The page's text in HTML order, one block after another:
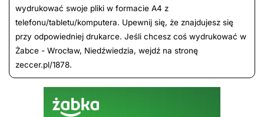
wydrukować swoje pliki w formacie A4 z
telefonu/tabletu/komputera. Upewnij się, że znajdujesz się
przy odpowiedniej drukarce. Jeśli chcesz coś wydrukować w
Żabce - Wrocław, Niedźwiedzia, wejdź na stronę
zeccer.pl/1878.